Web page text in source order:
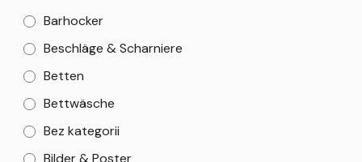
Barhocker
Beschläge & Scharniere
Betten
Bettwäsche
Bez kategorii
Bilder & Poster